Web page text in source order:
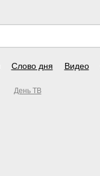
Слово дня Видео
День ТВ